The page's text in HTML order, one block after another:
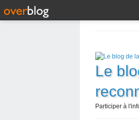
Le
Participer à